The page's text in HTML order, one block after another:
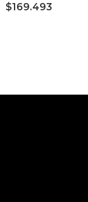
$169.493